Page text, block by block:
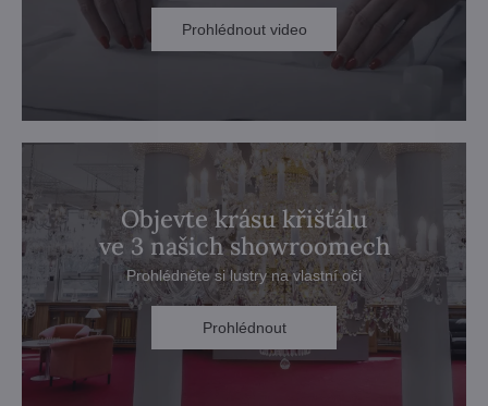
Prohlédnout video
Objevte krásu křišťálu
ve 3 našich showroomech
Prohlédněte si lustry na vlastní oči
Prohlédnout